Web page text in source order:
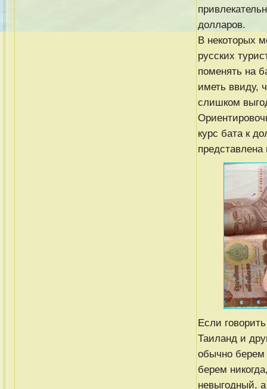
долларов.
В некоторых
русских
поменять на
иметь ввиду,
слишком
курс бата к
Если
Таиланд и
обычно
берем
невыгодный,